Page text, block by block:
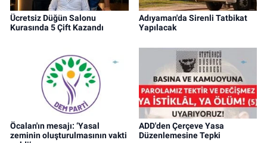
Ücretsiz Düğün Salonu
Kurasında 5 Çift Kazandı
Adıyaman'da Sirenli Tatbikat
Yapılacak
Öcalan'ın mesajı: ‘Yasal
zeminin oluşturulmasının vakti
ADD'den Çerçeve Yasa
Düzenlemesine Tepki